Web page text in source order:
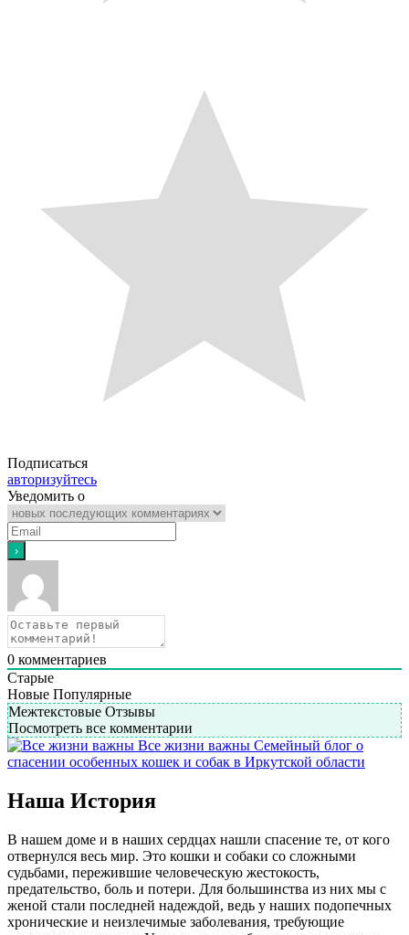
Подписаться
авторизуйтесь
Уведомить о
0 комментариев
Старые
Новые Популярные
Межтекстовые Отзывы
Посмотреть все комментарии
Все жизни важны Семейный блог о
спасении особенных кошек и собак в Иркутской области
Наша История
В нашем доме и в наших сердцах нашли спасение те, от кого
отвернулся весь мир. Это кошки и собаки со сложными
судьбами, пережившие человеческую жестокость,
предательство, боль и потери. Для большинства из них мы с
женой стали последней надеждой, ведь у наших подопечных
хронические и неизлечимые заболевания, требующие